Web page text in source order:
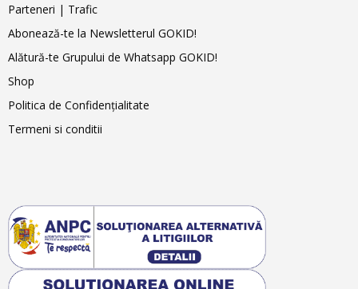
Parteneri | Trafic
Abonează-te la Newsletterul GOKID!
Alătură-te Grupului de Whatsapp GOKID!
Shop
Politica de Confidențialitate
Termeni si conditii